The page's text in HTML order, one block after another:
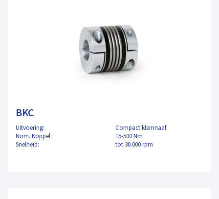
BKC
Uitvoering:
Compact klemnaaf
Nom. Koppel:
15-500 Nm
Snelheid:
tot 30.000 rpm